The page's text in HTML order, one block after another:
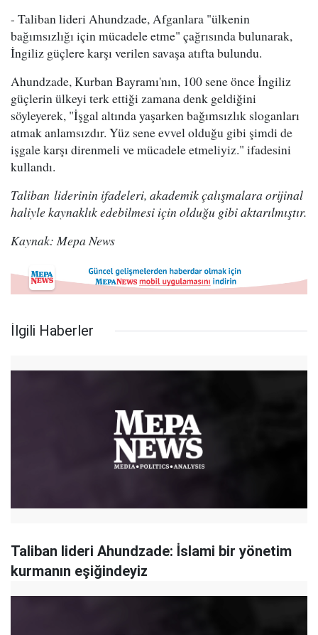
- Taliban lideri Ahundzade, Afganlara "ülkenin
bağımsızlığı için mücadele etme" çağrısında bulunarak,
İngiliz güçlere karşı verilen savaşa atıfta bulundu.
Ahundzade, Kurban Bayramı'nın, 100 sene önce İngiliz
güçlerin ülkeyi terk ettiği zamana denk geldiğini
söyleyerek, "İşgal altında yaşarken bağımsızlık sloganları
atmak anlamsızdır. Yüz sene evvel olduğu gibi şimdi de
işgale karşı direnmeli ve mücadele etmeliyiz." ifadesini
kullandı.
Taliban liderinin ifadeleri, akademik çalışmalara orijinal
haliyle kaynaklık edebilmesi için olduğu gibi aktarılmıştır.
Kaynak: Mepa News
İlgili Haberler
Taliban lideri Ahundzade: İslami bir yönetim
kurmanın eşiğindeyiz